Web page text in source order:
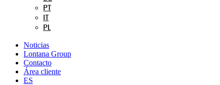
PT
PL
Noticias
Lontana Group
Contacto
Área cliente
ES